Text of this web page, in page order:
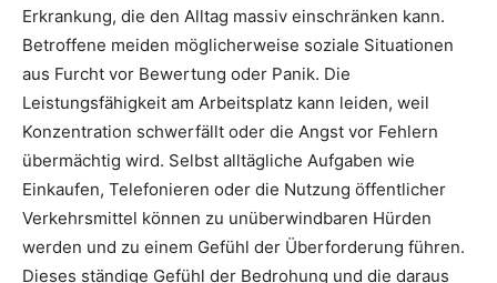
Erkrankung, die den Alltag massiv einschränken kann.
Betroffene meiden möglicherweise soziale Situationen
aus Furcht vor Bewertung oder Panik. Die
Leistungsfähigkeit am Arbeitsplatz kann leiden, weil
Konzentration schwerfällt oder die Angst vor Fehlern
übermächtig wird. Selbst alltägliche Aufgaben wie
Einkaufen, Telefonieren oder die Nutzung öffentlicher
Verkehrsmittel können zu unüberwindbaren Hürden
werden und zu einem Gefühl der Überforderung führen.
Dieses ständige Gefühl der Bedrohung und die daraus